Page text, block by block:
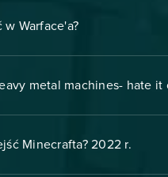
Warface'a?
metal machines- hate it
Minecrafta? 2022 r.